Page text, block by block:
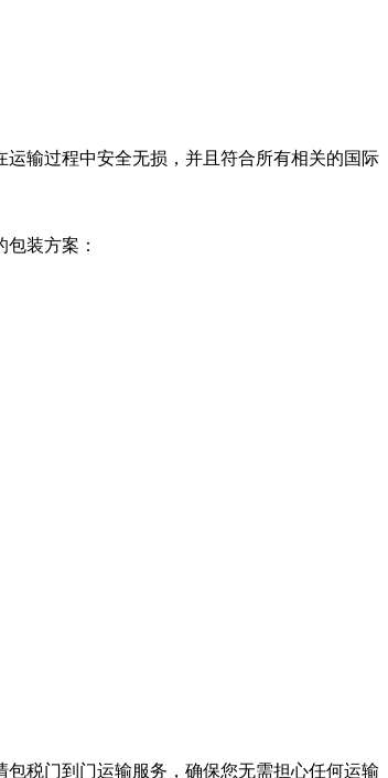
输过程中安全无损，并且符合所有相关的国际
装方案：
税门到门运输服务，确保您无需担心任何运输